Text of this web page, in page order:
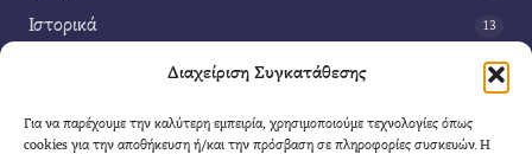
Διαχείριση Συγκατάθεσης
Για να παρέχουμε την καλύτερη εμπειρία, χρησιμοποιούμε τεχνολογίες όπως
cookies για την αποθήκευση ή/και την πρόσβαση σε πληροφορίες συσκευών. Η
Ιστορικά 13
42
Τέχνη 3